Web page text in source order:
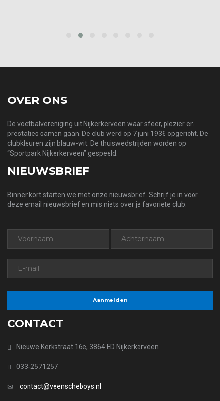
OVER ONS
De voetbalvereniging uit Nijkerkerveen waar sfeer, plezier en
prestaties samen gaan. De club werd op 7 juni 1936 opgericht. De
clubkleuren zijn blauw-wit. De thuiswedstrijden worden op
“Sportpark Nijkerkerveen” gespeeld.
NIEUWSBRIEF
Binnenkort starten we met onze nieuwsbrief. Schrijf je in voor
deze email nieuwsbrief en mis niets over je favoriete club.
CONTACT
Nieuwe Kerkstraat 16e, 3864 ED Nijkerkerveen
033-2571257
contact@veenscheboys.nl